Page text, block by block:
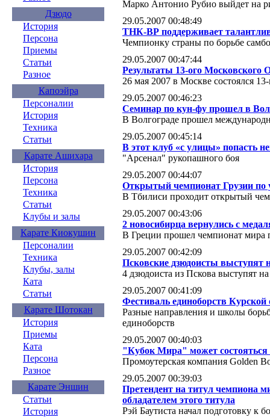
Дзюдо
История
Персона
Приемы
Статьи
Разное
Капоэйра
Персоналии
История
Техника
Статьи
Карате Ашихара
История
Персона
Техника
Статьи
Клубы и залы
Карате Киокушин
Персоналии
Техника
Клубы, залы
Ката
Статьи
Карате Шотокан
История
Приемы
Ката
Персона
Разное
Карате Эншин
Статьи
История
Марко Антонио Рубио выйдет на
29.05.2007 00:48:49
ТНК-ВР поддерживает
Чемпионку страны по борьбе
29.05.2007 00:47:44
Результаты 13-ого Московского
26 мая 2007 в Москве состоялся
29.05.2007 00:46:23
Семинар по кун-фу прошел в
В Волгограде прошел
29.05.2007 00:45:14
В этот клуб «с улицы» попасть
"Арсенал" рукопашного боя
29.05.2007 00:44:07
Открытый чемпионат Грузии по
В Тбилиси проходит открытый
29.05.2007 00:43:06
2 новосибирца вернулись с
В Греции прошел чемпионат мира
29.05.2007 00:42:09
Псковские дзюдоисты выступят
4 дзюдоиста из Пскова выступят
29.05.2007 00:41:09
Фестиваль единоборств Курской
Разные направления и школы
единоборств
29.05.2007 00:40:03
"Кубок Мира" может состояться
Промоутерская компания Golden
29.05.2007 00:39:03
Претендент на титул чемпиона
обладателем этого титула
Рэй Баутиста начал подготовку к